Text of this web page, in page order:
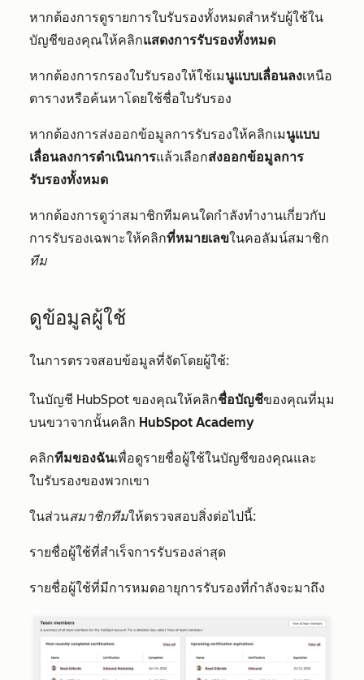
หากต้องการดูรายการใบรับรองทั้งหมดสำหรับผู้ใช้ใน
บัญชีของคุณให้คลิกแสดงการรับรองทั้งหมด
หากต้องการกรองใบรับรองให้ใช้เมนูแบบเลื่อนลงเหนือ
ตารางหรือค้นหาโดยใช้ชื่อใบรับรอง
หากต้องการส่งออกข้อมูลการรับรองให้คลิกเมนูแบบ
เลื่อนลงการดำเนินการแล้วเลือกส่งออกข้อมูลการ
รับรองทั้งหมด
หากต้องการดูว่าสมาชิกทีมคนใดกำลังทำงานเกี่ยวกับ
การรับรองเฉพาะให้คลิกที่หมายเลขในคอลัมน์สมาชิก
ทีม
ดูข้อมูลผู้ใช้
ในการตรวจสอบข้อมูลที่จัดโดยผู้ใช้:
ในบัญชี HubSpot ของคุณให้คลิกชื่อบัญชีของคุณที่มุม
บนขวาจากนั้นคลิก HubSpot Academy
คลิกทีมของฉันเพื่อดูรายชื่อผู้ใช้ในบัญชีของคุณและ
ใบรับรองของพวกเขา
ในส่วนสมาชิกทีมให้ตรวจสอบสิ่งต่อไปนี้:
รายชื่อผู้ใช้ที่สำเร็จการรับรองล่าสุด
รายชื่อผู้ใช้ที่มีการหมดอายุการรับรองที่กำลังจะมาถึง